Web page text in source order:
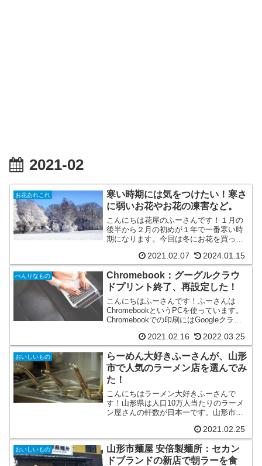
2021-02
お花あれこれ
寒い時期には気をつけたい！寒さ
に弱いお花やお花の凍害など。
こんにちは花屋のふーさんです！１月の
後半から２月の初めが１年で一番寒い時
期になります。今回は冬にお花を買った
ないこと。寒さからくる障害について紹
介します。お花には耐えられる温度があ
るお花（切り花）は冬の寒...
2021.02.07 2024.01.15
べんりなもの
Chromebook：グーグルクラウ
ドプリント終了、再設定した！
こんにちはふーさんです！ふーさんは
ChromebookというPCを使っています。
Chromebookでの印刷にはGoogleクラウ
月31日にGoogleクラウドプリントのサポ
ートが終了しました。その...
2021.02.16 2022.03.25
おいしいもの
らーめん大好きふーさんが、山形
市で人気のラーメン店を選んでみ
た！
こんにちはラーメン大好きふーさんで
す！山形県は人口10万人当たりのラーメ
ン屋さんの軒数が日本一です。山形市内
があると言われています。今回はそのな
かからふーさんが独断と偏見でお店を選
んでみました。山形市...
2021.02.25
おいしいもの
山形市麺屋 安倍製麺所：セカン
ドブランドの新店で朝ラーを食